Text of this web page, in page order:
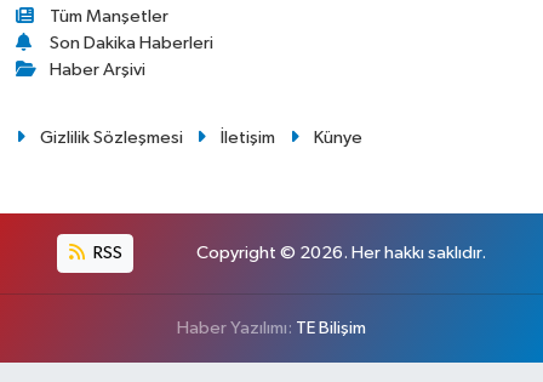
Tüm Manşetler
Son Dakika Haberleri
Haber Arşivi
Gizlilik Sözleşmesi İletişim Künye
RSS Copyright © 2026. Her hakkı saklıdır.
Haber Yazılımı: TE Bilişim